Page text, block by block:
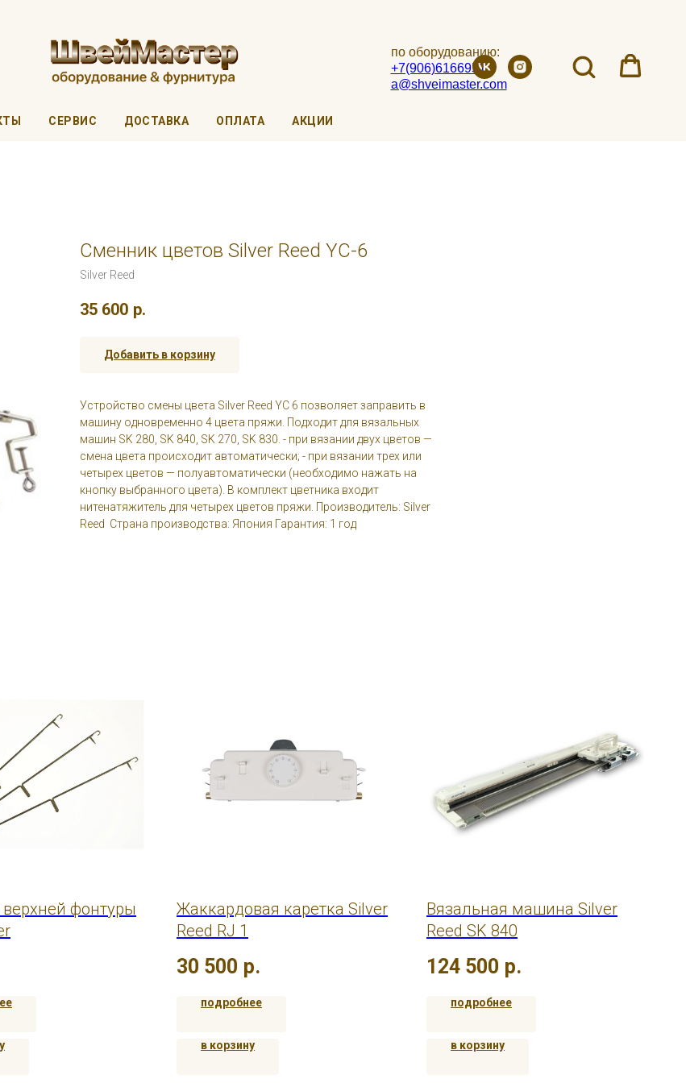
по оборудованию:
+7(906)6166951
a@shveimaster.com
СЕРВИС ДОСТАВКА ОПЛАТА АКЦИИ
Сменник цветов Silver Reed YC-6
Silver Reed
35 600 р.
Добавить в корзину
Устройство смены цвета Silver Reed YC 6 позволяет заправить в
машину одновременно 4 цвета пряжи. Подходит для вязальных
машин SK 280, SK 840, SK 270, SK 830. - при вязании двух цветов —
смена цвета происходит автоматически; - при вязании трех или
четырех цветов — полуавтоматически (необходимо нажать на
кнопку выбранного цвета). В комплект цветника входит
нитенатяжитель для четырех цветов пряжи. Производитель: Silver
Reed Страна производства: Япония Гарантия: 1 год
фонтуры
Жаккардовая каретка Silver
Reed RJ 1
30 500 р.
подробнее
в корзину
Вязальная машина Silver
Reed SK 840
124 500 р.
подробнее
в корзину